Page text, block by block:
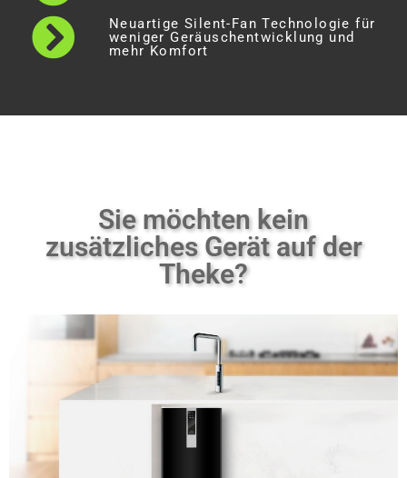
Neuartige Silent-Fan Technologie für
weniger Geräuschentwicklung und
mehr Komfort
Sie möchten kein
zusätzliches Gerät auf der
Theke?